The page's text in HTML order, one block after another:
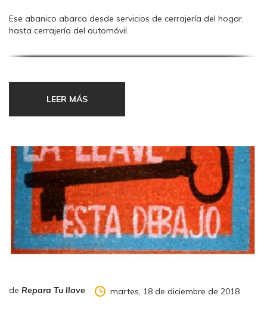
Ese abanico abarca desde servicios de cerrajería del hogar,
hasta cerrajería del automóvil.
Disponemos de grandes alternativas a la hora de elegir el
todo cuando nos gastamos el dinero, nos gusta acertar en
las decisiones que tomamos.
Por ello, nuestro amplio abanico de posibilidades, que como
les contamos, van desde el bombillo más simple, a puertas
acorazadas certificadas, grado III, IV, y hasta V (que es el
máximo a día de hoy).
Cajas fuertes, mantenimiento de comunidades, apertura de
puertas, duplicado de llaves y mandos… Si tiene cualquier
LEER MÁS
de Repara Tu llave martes, 18 de diciembre de 2018